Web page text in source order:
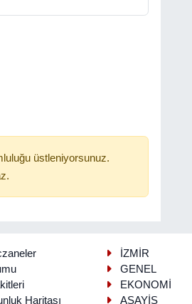
üstleniyorsunuz.
Haritası
İZMİR
GENEL
EKONOMİ
ASAYİŞ